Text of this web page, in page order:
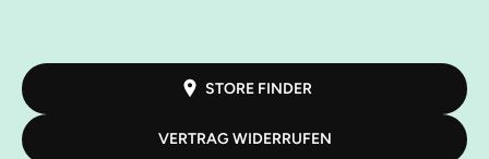
STORE FINDER
VERTRAG WIDERRUFEN